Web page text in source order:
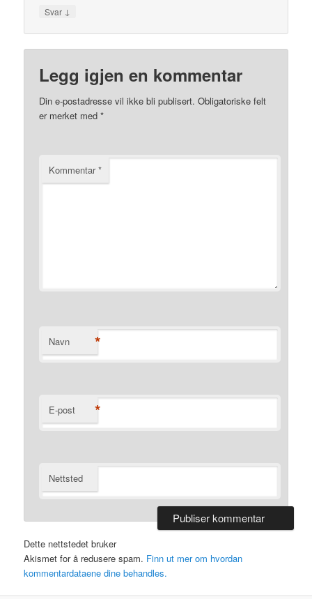
Svar ↓
Legg igjen en kommentar
Din e-postadresse vil ikke bli publisert. Obligatoriske felt
er merket med*
Kommentar*
Navn *
E-post *
Nettsted
Dette nettstedet bruker
Akismet for å redusere spam. Finn ut mer om hvordan
kommentardataene dine behandles.